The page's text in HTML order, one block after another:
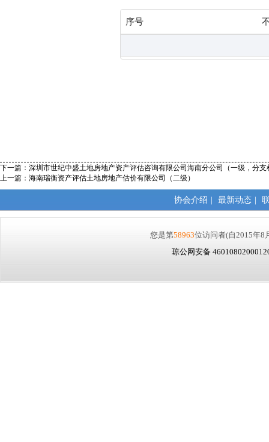
序号
下一篇： 深圳市世纪中盛土地房地产资产评估咨询有限公司海南分公司（一级，分支
上一篇： 海南瑞衡资产评估土地房地产估价有限公司（二级）
协会介绍 | 最新动态 |
您是第58963位访问者(自2015年8
琼公网安备